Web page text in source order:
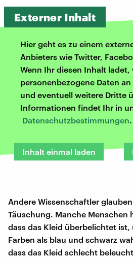
Externer Inhalt
Hier geht es zu einem
Anbieters wie Twitter,
Wenn Ihr diesen Inhalt ladet,
personenbezogene Daten
und eventuell weitere Dritte
Informationen findet Ihr in
Datenschutzbestimmungen.
Inhalt einmal laden
Andere Wissenschaftler
Täuschung. Manche Menschen
dass das Kleid überbelichtet
Farben als blau und schwarz
dass das Kleid schlecht